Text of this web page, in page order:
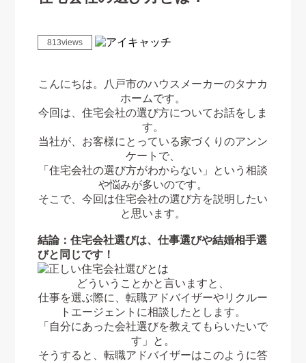
813views
こんにちは。八戸市のハウスメーカーのタナカ
ホームです。
今回は、住宅会社の選び方についてお話をしま
す。
当社が、お客様にとっている家づくりのアンン
ケートで、
「住宅会社の選び方がわからない」という相談
や悩みが多いのです。
そこで、今回は住宅会社の選び方を説明したい
と思います。
結論：住宅会社選びは、仕事選びや結婚相手選
びと同じです！
どういうことかと言いますと、
仕事を選ぶ際に、転職アドバイザーやリクルー
トエージェントに相談したとします。
「自分にあった会社選びを教えてもらいたいで
す」と。
そうすると、転職アドバイザーはこのように答